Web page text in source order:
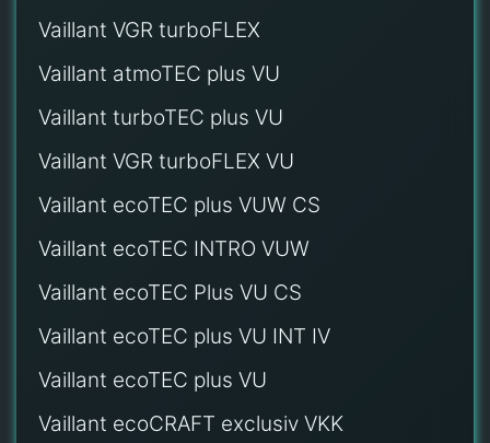
Vaillant VGR turboFLEX
Vaillant atmoTEC plus VU
Vaillant turboTEC plus VU
Vaillant VGR turboFLEX VU
Vaillant ecoTEC plus VUW CS
Vaillant ecoTEC INTRO VUW
Vaillant ecoTEC Plus VU CS
Vaillant ecoTEC plus VU INT IV
Vaillant ecoTEC plus VU
Vaillant ecoCRAFT exclusiv VKK